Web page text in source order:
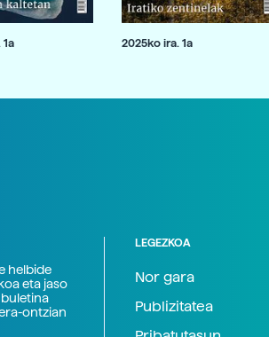
2025ko ira. 1a
helbide
eta jaso
ontzian
LEGEZKOA
Nor gara
Publizitatea